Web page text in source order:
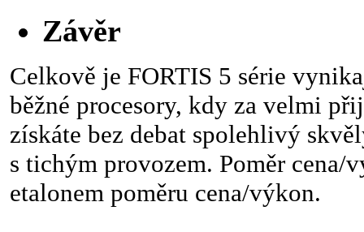
Závěr
Celkově je FORTIS 5 série
běžné procesory, kdy za velmi
získáte bez debat spolehlivý
s tichým provozem. Poměr cena/
etalonem poměru cena/výkon.